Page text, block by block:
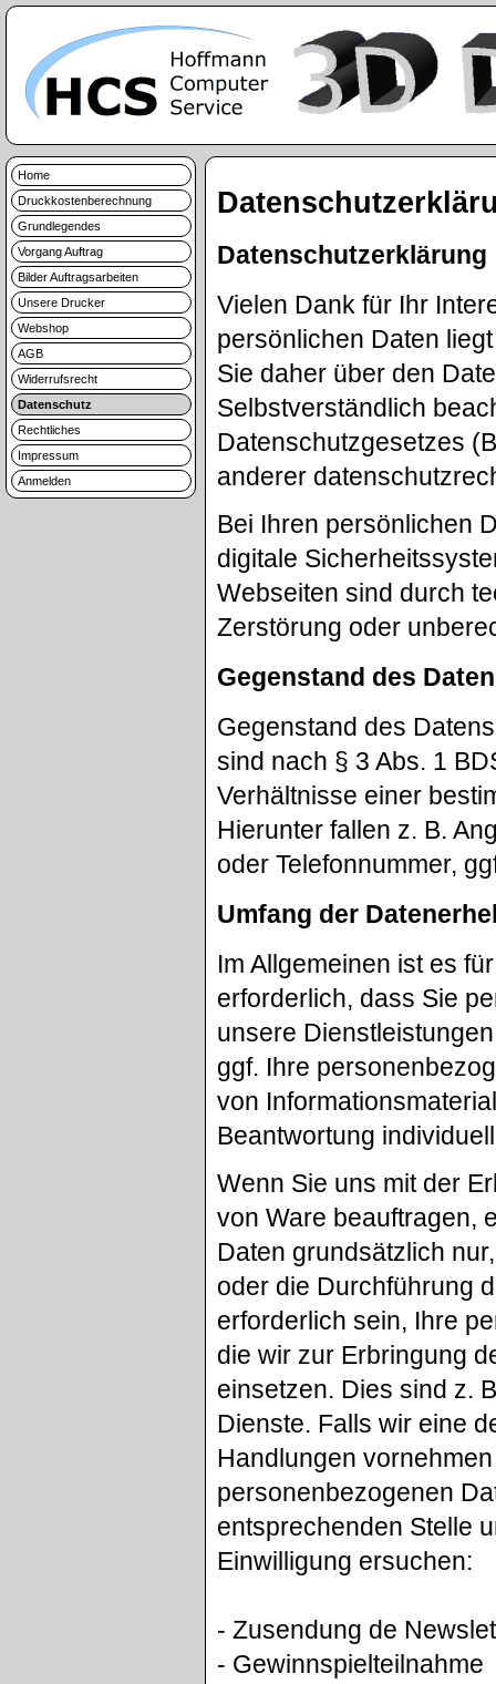
Home
Druckkostenberechnung
Grundlegendes
Vorgang Auftrag
Bilder Auftragsarbeiten
Unsere Drucker
Webshop
AGB
Widerrufsrecht
Datenschutz
Rechtliches
Impressum
Anmelden
Datenschutzerklärung
Vielen Dank für Ihr
persönlichen Daten
Sie daher über den
Selbstverständlich
Datenschutzgesetzes
anderer
Bei Ihren persönlichen
digitale
Webseiten sind durch
Zerstörung oder
Gegenstand des
Gegenstand des
sind nach § 3 Abs. 1
Verhältnisse einer
Hierunter fallen z. B.
oder Telefonnummer,
Umfang der
Im Allgemeinen ist es
erforderlich, dass Sie
unsere
ggf. Ihre
von
Beantwortung
Wenn Sie uns mit der
von Ware beauftragen,
Daten grundsätzlich
oder die Durchführung
erforderlich sein, Ihre
die wir zur Erbringung
einsetzen. Dies sind z.
Dienste. Falls wir eine
Handlungen
personenbezogenen
entsprechenden Stelle
Einwilligung ersuchen:
- Zusendung de
- Gewinnspielteilnahme